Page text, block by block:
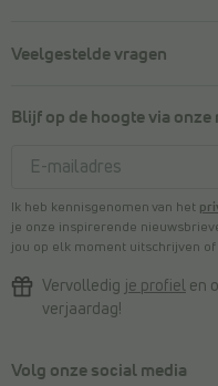
Veelgestelde vragen
Blijf op de hoogte via
Ik heb kennisgenomen van het
je onze inspirerende
jou op elk moment uitschrijven of
Vervolledig je profiel en
verjaardag!
Volg onze social media